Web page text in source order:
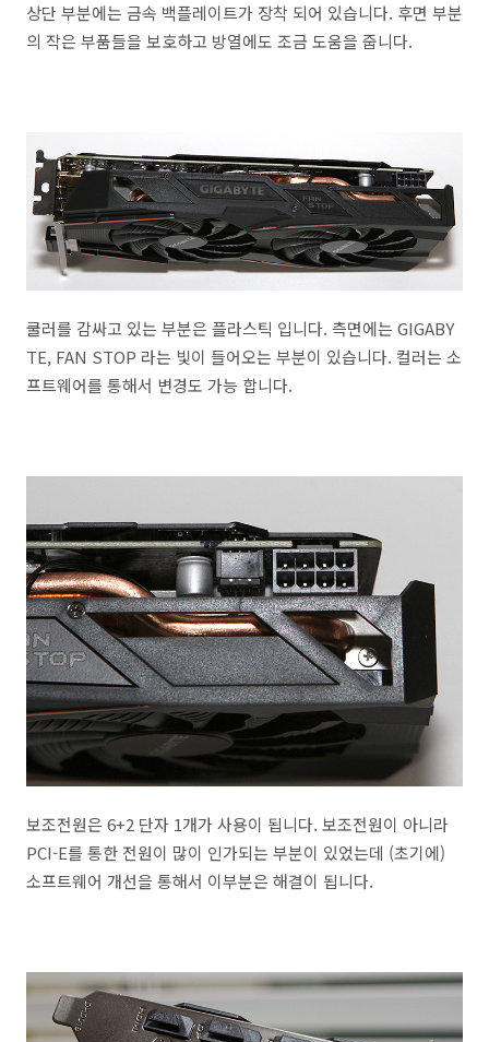
상단 부분에는 금속 백플레이트가 장착 되어 있습니다. 후면 부분
의 작은 부품들을 보호하고 방열에도 조금 도움을 줍니다.
쿨러를 감싸고 있는 부분은 플라스틱 입니다. 측면에는 GIGABY
TE, FAN STOP 라는 빛이 들어오는 부분이 있습니다. 컬러는 소
프트웨어를 통해서 변경도 가능 합니다.
보조전원은 6+2 단자 1개가 사용이 됩니다. 보조전원이 아니라
PCI-E를 통한 전원이 많이 인가되는 부분이 있었는데 (초기에)
소프트웨어 개선을 통해서 이부분은 해결이 됩니다.